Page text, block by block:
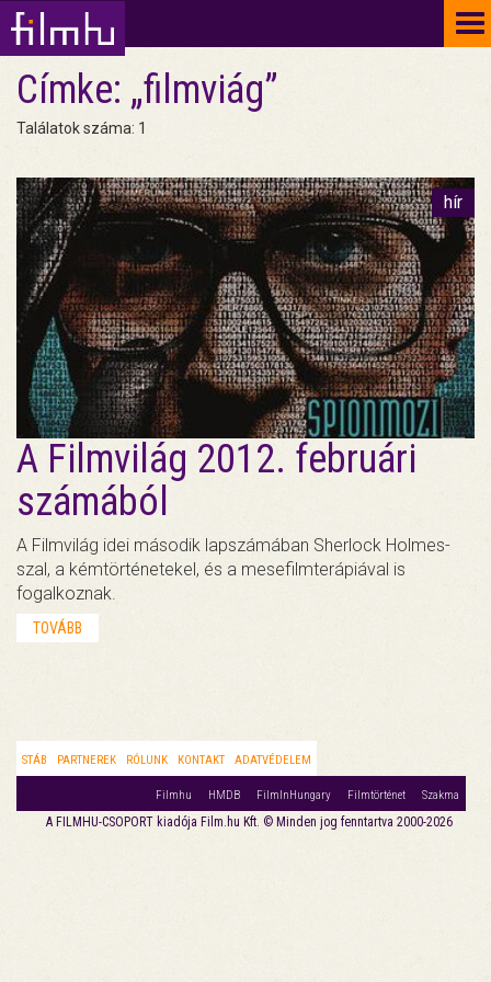
Címke: „filmviág”
Találatok száma: 1
hír
A Filmvilág 2012. februári
számából
A Filmvilág idei második lapszámában Sherlock Holmes-
szal, a kémtörténetekel, és a mesefilmterápiával is
fogalkoznak.
TOVÁBB
STÁB PARTNEREK RÓLUNK KONTAKT ADATVÉDELEM
Filmhu HMDB FilmInHungary Filmtörténet Szakma
A FILMHU-CSOPORT kiadója Film.hu Kft. © Minden jog fenntartva 2000-2026